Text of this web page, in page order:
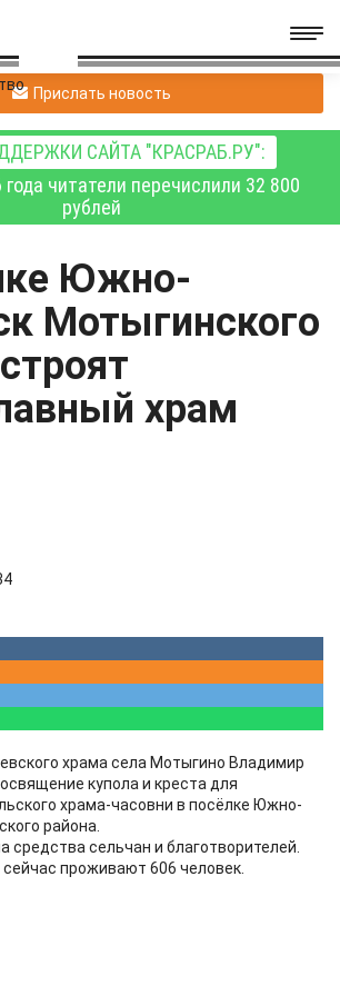
Прислать новость
САЙТА "КРАСРАБ.РУ":
читатели перечислили 32 800
рублей
Южно-
Мотыгинского
храм
храма села Мотыгино Владимир
купола и креста для
храма-часовни в посёлке Южно-
района.
средства сельчан и благотворителей.
проживают 606 человек.